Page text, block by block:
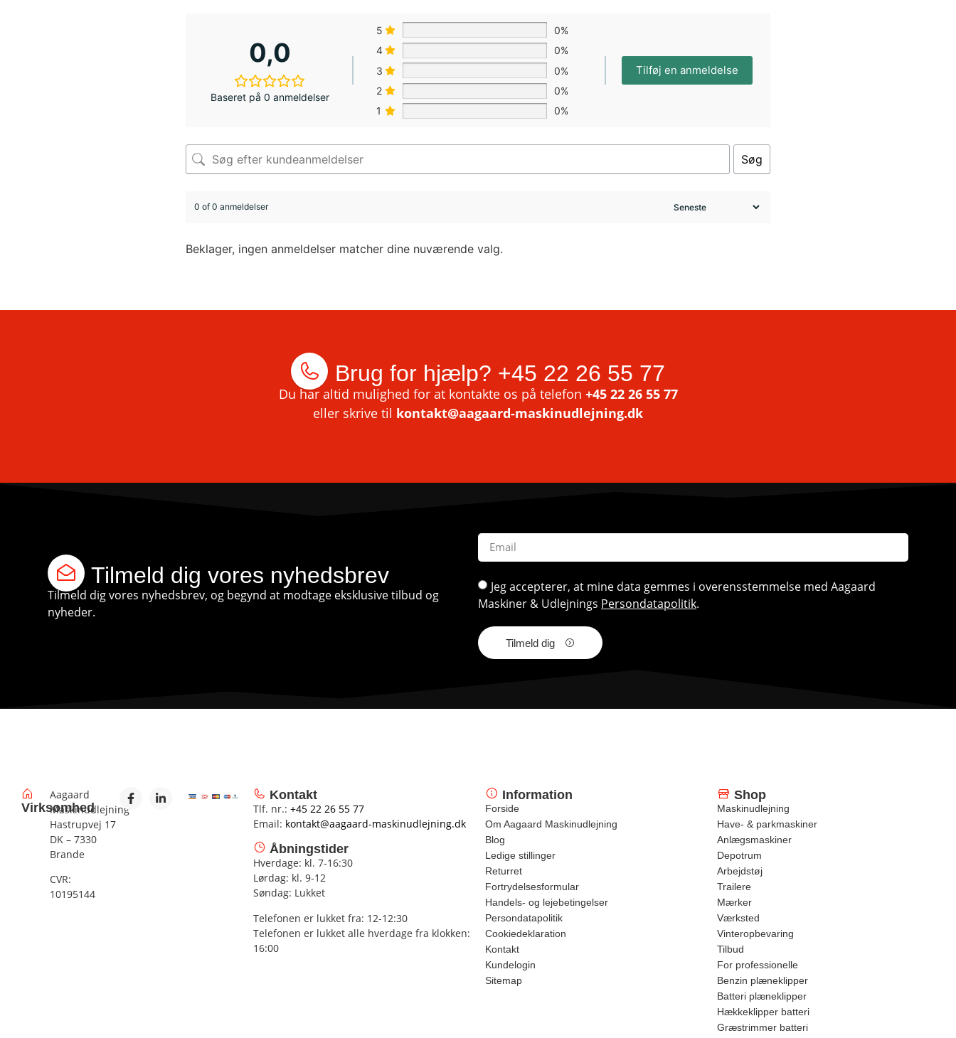
0,0
Baseret på 0 anmeldelser
5
0%
4
0%
3
0%
2
0%
1
0%
Tilføj en anmeldelse
Søg
0 of 0 anmeldelser
Beklager, ingen anmeldelser matcher dine nuværende valg.
Brug for hjælp? +45 22 26 55 77
Du har altid mulighed for at kontakte os på telefon +45 22 26 55 77
eller skrive til kontakt@aagaard-maskinudlejning.dk
Tilmeld dig vores nyhedsbrev
Tilmeld dig vores nyhedsbrev, og begynd at modtage eksklusive tilbud og
nyheder.
Jeg accepterer, at mine data gemmes i overensstemmelse med Aagaard
Maskiner & Udlejnings Persondatapolitik.
Tilmeld dig
Virksomhed
Aagaard
Maskinudlejning
Hastrupvej 17
DK – 7330
Brande
CVR:
10195144
Kontakt
Tlf. nr.: +45 22 26 55 77
Email: kontakt@aagaard-maskinudlejning.dk
Åbningstider
Hverdage: kl. 7-16:30
Lørdag: kl. 9-12
Søndag: Lukket
Telefonen er lukket fra: 12-12:30
Telefonen er lukket alle hverdage fra klokken:
16:00
Information
Forside
Om Aagaard Maskinudlejning
Blog
Ledige stillinger
Returret
Fortrydelsesformular
Handels- og lejebetingelser
Persondatapolitik
Cookiedeklaration
Kontakt
Kundelogin
Sitemap
Shop
Maskinudlejning
Have- & parkmaskiner
Anlægsmaskiner
Depotrum
Arbejdstøj
Trailere
Mærker
Værksted
Vinteropbevaring
Tilbud
For professionelle
Benzin plæneklipper
Batteri plæneklipper
Hækkeklipper batteri
Græstrimmer batteri